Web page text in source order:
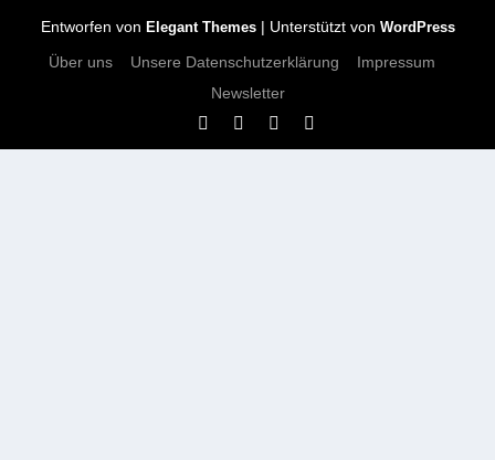
Entworfen von Elegant Themes| Unterstützt von WordPress
Über uns Unsere Datenschutzerklärung
Impressum
Newsletter